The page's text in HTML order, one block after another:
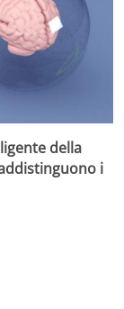
della
i